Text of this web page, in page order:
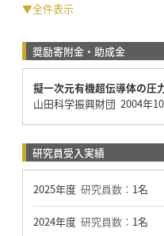
▼全件表示
奨励寄附金・助成金
擬一次元有機超伝導体の圧
山田科学振興財団 2004年
研究員受入実績
2025年度 研究員数： 1名
2024年度 研究員数： 1名